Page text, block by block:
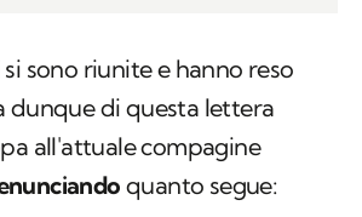
si sono riunite e hanno reso
dunque di questa lettera
all'attuale compagine
quanto segue: